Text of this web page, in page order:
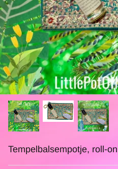
Tempelbalsempotje, roll-